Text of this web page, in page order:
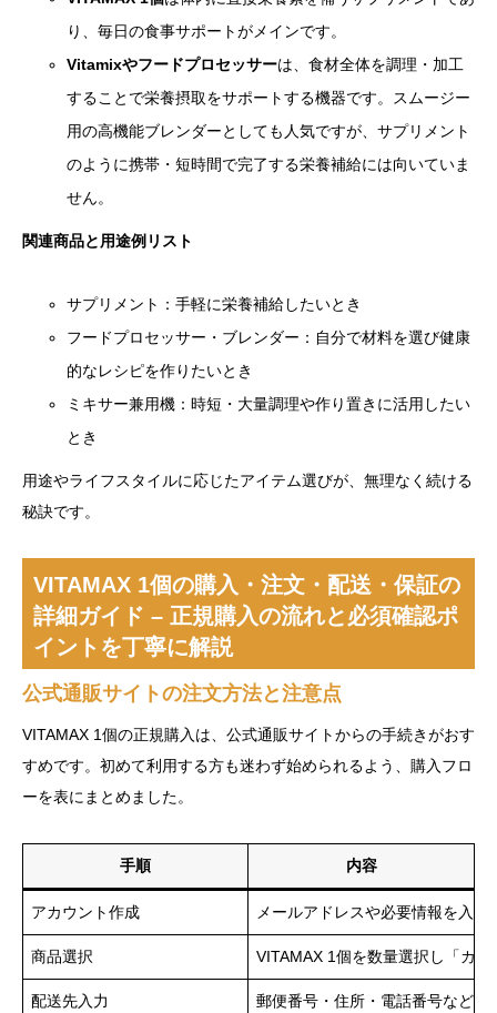
り、毎日の食事サポートがメインです。
Vitamixやフードプロセッサーは、食材全体を調理・加工
することで栄養摂取をサポートする機器です。スムージー
用の高機能ブレンダーとしても人気ですが、サプリメント
のように携帯・短時間で完了する栄養補給には向いていま
せん。
関連商品と用途例リスト
サプリメント：手軽に栄養補給したいとき
フードプロセッサー・ブレンダー：自分で材料を選び健康
的なレシピを作りたいとき
ミキサー兼用機：時短・大量調理や作り置きに活用したい
とき
用途やライフスタイルに応じたアイテム選びが、無理なく続ける
秘訣です。
VITAMAX 1個の購入・注文・配送・保証の
詳細ガイド – 正規購入の流れと必須確認ポ
イントを丁寧に解説
公式通販サイトの注文方法と注意点
VITAMAX 1個の正規購入は、公式通販サイトからの手続きがおす
すめです。初めて利用する方も迷わず始められるよう、購入フロ
ーを表にまとめました。
手順 内容
アカウント作成 メールアドレスや必要情報を入力
商品選択 VITAMAX 1個を数量選択し「カー
配送先入力 郵便番号・住所・電話番号などを